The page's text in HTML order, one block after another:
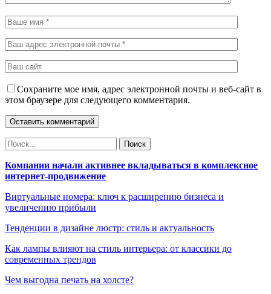
Сохраните мое имя, адрес электронной почты и веб-сайт в
этом браузере для следующего комментария.
Компании начали активнее вкладываться в комплексное
интернет-продвижение
Виртуальные номера: ключ к расширению бизнеса и
увеличению прибыли
Тенденции в дизайне люстр: стиль и актуальность
Как лампы влияют на стиль интерьера: от классики до
современных трендов
Чем выгодна печать на холсте?